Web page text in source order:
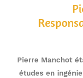
Pierre Manchot
études en